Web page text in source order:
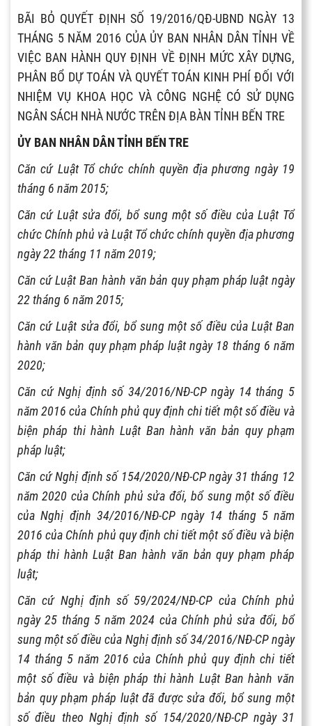
BÃI BỎ QUYẾT ĐỊNH SỐ 19/2016/QĐ-UBND NGÀY 13
THÁNG 5 NĂM 2016 CỦA ỦY BAN NHÂN DÂN TỈNH VỀ
VIỆC BAN HÀNH QUY ĐỊNH VỀ ĐỊNH MỨC XÂY DỰNG,
PHÂN BỔ DỰ TOÁN VÀ QUYẾT TOÁN KINH PHÍ ĐỐI VỚI
NHIỆM VỤ KHOA HỌC VÀ CÔNG NGHỆ CÓ SỬ DỤNG
NGÂN SÁCH NHÀ NƯỚC TRÊN ĐỊA BÀN TỈNH BẾN TRE
ỦY BAN NHÂN DÂN TỈNH BẾN TRE
Căn cứ Luật Tổ chức chính quyền địa phương ngày 19
tháng 6 năm 2015;
Căn cứ Luật sửa đổi, bổ sung một số điều của Luật Tổ
chức Chính phủ và Luật Tổ chức chính quyền địa phương
ngày 22 tháng 11 năm 2019;
Căn cứ Luật Ban hành văn bản quy phạm pháp luật ngày
22 tháng 6 năm 2015;
Căn cứ Luật sửa đổi, bổ sung một số điều của Luật Ban
hành văn bản quy phạm pháp luật ngày 18 tháng 6 năm
2020;
Căn cứ Nghị định số 34/2016/NĐ-CP ngày 14 tháng 5
năm 2016 của Chính phủ quy định chi tiết một số điều và
biện pháp thi hành Luật Ban hành văn bản quy phạm
pháp luật;
Căn cứ Nghị định số 154/2020/NĐ-CP ngày 31 tháng 12
năm 2020 của Chính phủ sửa đổi, bổ sung một số điều
của Nghị định 34/2016/NĐ-CP ngày 14 tháng 5 năm
2016 của Chính phủ quy định chi tiết một số điều và biện
pháp thi hành Luật Ban hành văn bản quy phạm pháp
luật;
Căn cứ Nghị định số 59/2024/NĐ-CP của Chính phủ
ngày 25 tháng 5 năm 2024 của Chính phủ sửa đổi, bổ
sung một số điều của Nghị định số 34/2016/NĐ-CP ngày
14 tháng 5 năm 2016 của Chính phủ quy định chi tiết
một số điều và biện pháp thi hành Luật Ban hành văn
bản quy phạm pháp luật đã được sửa đổi, bổ sung một
số điều theo Nghị định số 154/2020/NĐ-CP ngày 31